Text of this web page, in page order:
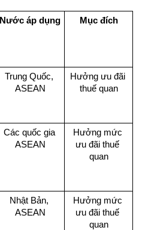
Nước áp dụng Mục đích
Trung Quốc,
ASEAN
Hưởng ưu đãi
thuế quan
Các quốc gia
ASEAN
Hưởng mức
ưu đãi thuế
quan
Nhật Bản,
ASEAN
Hưởng mức
ưu đãi thuế
quan